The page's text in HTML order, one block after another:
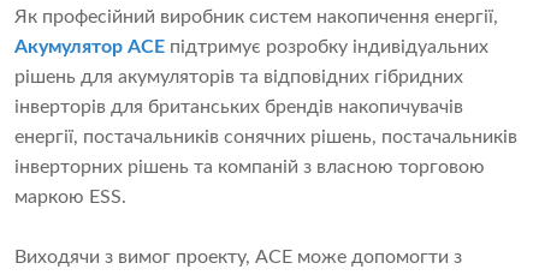
Як професійний виробник систем накопичення енергії,
Акумулятор ACE підтримує розробку індивідуальних
рішень для акумуляторів та відповідних гібридних
інверторів для британських брендів накопичувачів
енергії, постачальників сонячних рішень, постачальників
інверторних рішень та компаній з власною торговою
маркою ESS.
Виходячи з вимог проекту, ACE може допомогти з